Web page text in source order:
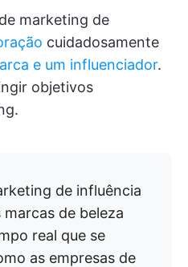
marketing de
cuidadosamente
e um influenciador.
objetivos
de influência
de beleza
real que se
as empresas de